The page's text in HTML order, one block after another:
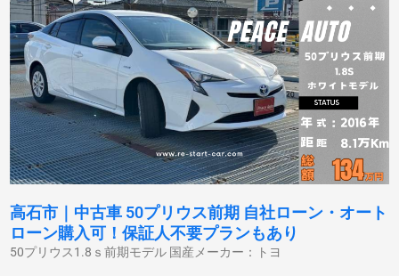
高石市｜中古車 50プリウス前期 自社ローン・オート
ローン購入可！保証人不要プランもあり
50プリウス1.8ｓ前期モデル 国産メーカー：トヨ